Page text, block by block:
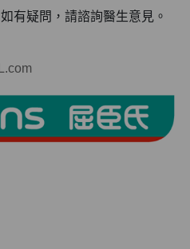
有疑問，請諮詢醫生意見。